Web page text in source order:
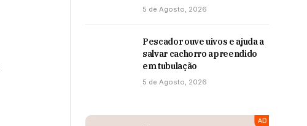
5 de Agosto, 2026
Pescador ouve uivos e ajuda a
salvar cachorro apreendido
em tubulação
5 de Agosto, 2026